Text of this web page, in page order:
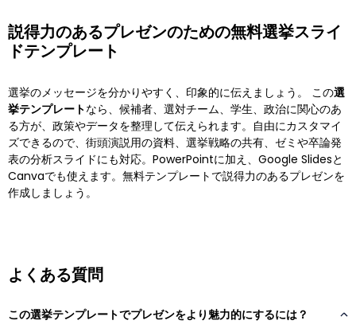
説得力のあるプレゼンのための無料選挙スライ
ドテンプレート
選挙のメッセージを分かりやすく、印象的に伝えましょう。 この選
挙テンプレートなら、候補者、選対チーム、学生、政治に関心のあ
る方が、政策やデータを整理して伝えられます。自由にカスタマイ
ズできるので、街頭演説用の資料、選挙戦略の共有、ゼミや卒論発
表の分析スライドにも対応。PowerPointに加え、Google Slidesと
Canvaでも使えます。無料テンプレートで説得力のあるプレゼンを
作成しましょう。
よくある質問
この選挙テンプレートでプレゼンをより魅力的にするには？